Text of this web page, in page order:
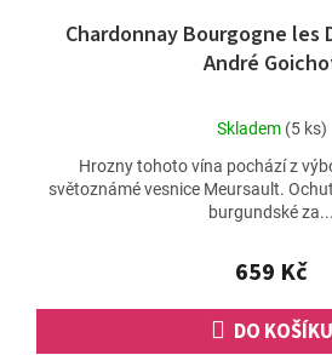
Chardonnay Bourgogne les
André
je
4,5
5
Skladem (5 ks)
659 Kč
DO KOŠÍKU
Hrozny tohoto vína pochází z
světoznámé vesnice Meursault.
burgundské za...